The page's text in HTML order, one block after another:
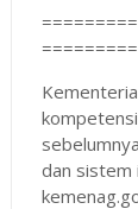
dan sistem